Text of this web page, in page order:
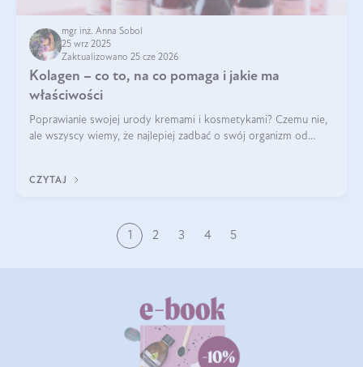
mgr inż. Anna Sobol
25 wrz 2025
Zaktualizowano 25 cze 2026
Kolagen – co to, na co pomaga i jakie ma
właściwości
Poprawianie swojej urody kremami i kosmetykami? Czemu nie,
ale wszyscy wiemy, że najlepiej zadbać o swój organizm od
wysokiej jakości suplem
CZYTAJ
1 2 3 4 5